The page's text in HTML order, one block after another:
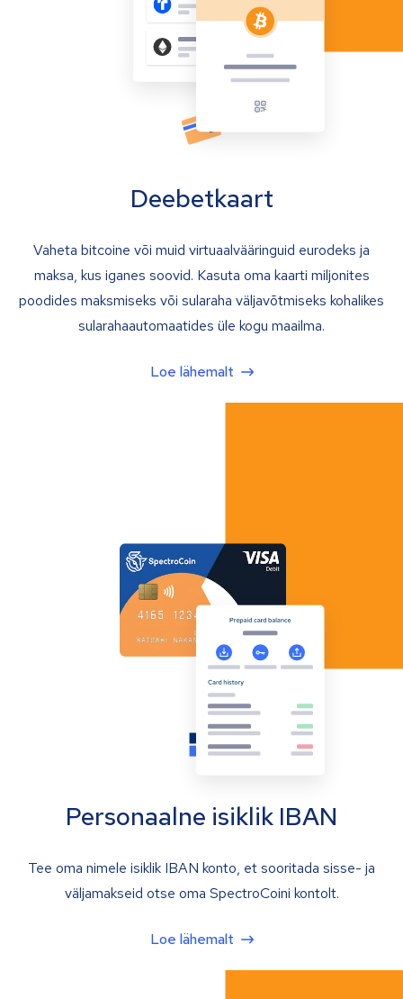
Deebetkaart
Vaheta bitcoine või muid virtuaalvääringuid eurodeks ja
maksa, kus iganes soovid. Kasuta oma kaarti miljonites
poodides maksmiseks või sularaha väljavõtmiseks kohalikes
sularahaautomaatides üle kogu maailma.
Loe lähemalt
Personaalne isiklik IBAN
Tee oma nimele isiklik IBAN konto, et sooritada sisse- ja
väljamakseid otse oma SpectroCoini kontolt.
Loe lähemalt